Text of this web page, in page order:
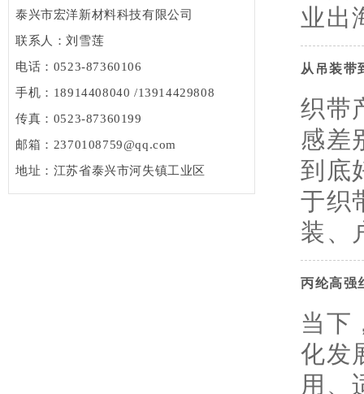
泰兴市宏洋新材料科技有限公司
联系人：刘雪莲
电话：0523-87360106
手机：18914408040 /13914429808
传真：0523-87360199
邮箱：2370108759@qq.com
地址：江苏省泰兴市河失镇工业区
业出
从吊装带
织带
感差
到底
于织
装、
丙纶高强
当下
化发
用、